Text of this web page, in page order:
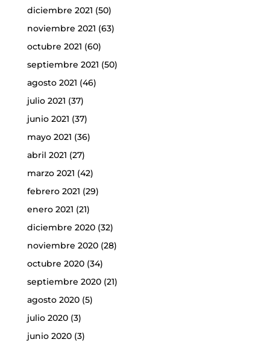
diciembre 2021 (50)
noviembre 2021 (63)
octubre 2021 (60)
septiembre 2021 (50)
agosto 2021 (46)
julio 2021 (37)
junio 2021 (37)
mayo 2021 (36)
abril 2021 (27)
marzo 2021 (42)
febrero 2021 (29)
enero 2021 (21)
diciembre 2020(32)
noviembre 2020(28)
octubre 2020(34)
septiembre 2020(21)
agosto 2020(5)
julio 2020(3)
junio 2020(3)